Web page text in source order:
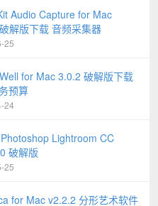
Audio Capture for Mac
解版下载 音频采集器
25
for Mac 3.0.2 破解版下载
预算
24
Lightroom CC
破解版
25
for Mac v2.2.2 分形艺术软件